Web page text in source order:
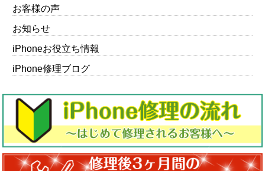
お客様の声
お知らせ
iPhoneお役立ち情報
iPhone修理ブログ